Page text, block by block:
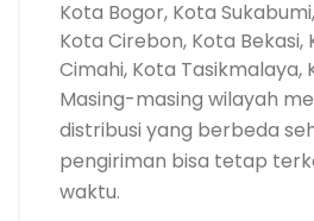
Kota Bogor, Kota
Kota Cirebon, Kota Bekasi,
Cimahi, Kota Tasikmalaya,
Masing-masing wilayah
distribusi yang berbeda
pengiriman bisa tetap
waktu.